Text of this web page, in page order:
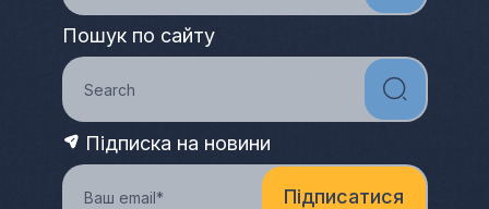
Пошук по сайту
Підписка на новини